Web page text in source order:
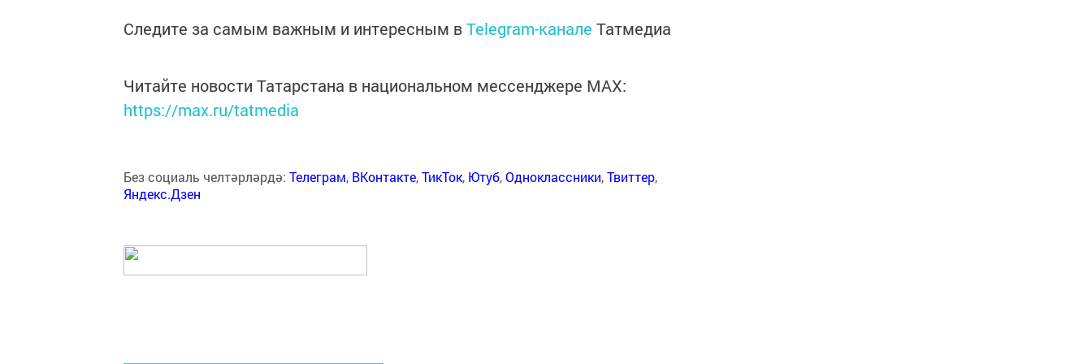
Следите за самым важным и интересным вTelegram-канале Татмедиа
Читайте новости Татарстана в национальном мессенджере MАХ:
https://max.ru/tatmedia
Без социаль челтәрләрдә: Телеграм, ВКонтакте,ТикТок, Ютуб,Одноклассники,Твиттер,
Яндекс.Дзен